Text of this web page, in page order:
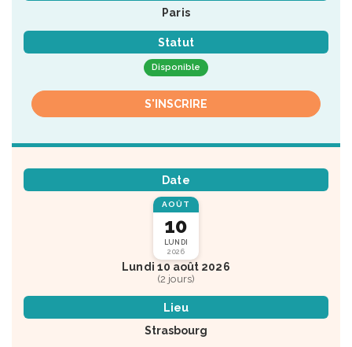
Paris
Statut
Disponible
S'INSCRIRE
Date
AOÛT
10
LUNDI
2026
Lundi 10 août 2026
(2 jours)
Lieu
Strasbourg